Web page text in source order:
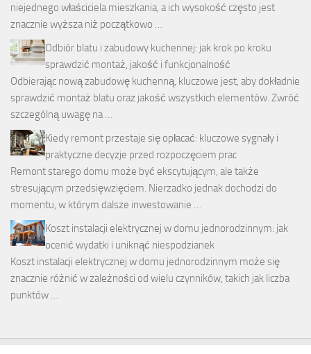
niejednego właściciela mieszkania, a ich wysokość często jest
znacznie wyższa niż początkowo …
Odbiór blatu i zabudowy kuchennej: jak krok po kroku
sprawdzić montaż, jakość i funkcjonalność
Odbierając nową zabudowę kuchenną, kluczowe jest, aby dokładnie
sprawdzić montaż blatu oraz jakość wszystkich elementów. Zwróć
szczególną uwagę na …
Kiedy remont przestaje się opłacać: kluczowe sygnały i
praktyczne decyzje przed rozpoczęciem prac
Remont starego domu może być ekscytującym, ale także
stresującym przedsięwzięciem. Nierzadko jednak dochodzi do
momentu, w którym dalsze inwestowanie …
Koszt instalacji elektrycznej w domu jednorodzinnym: jak
ocenić wydatki i uniknąć niespodzianek
Koszt instalacji elektrycznej w domu jednorodzinnym może się
znacznie różnić w zależności od wielu czynników, takich jak liczba
punktów …